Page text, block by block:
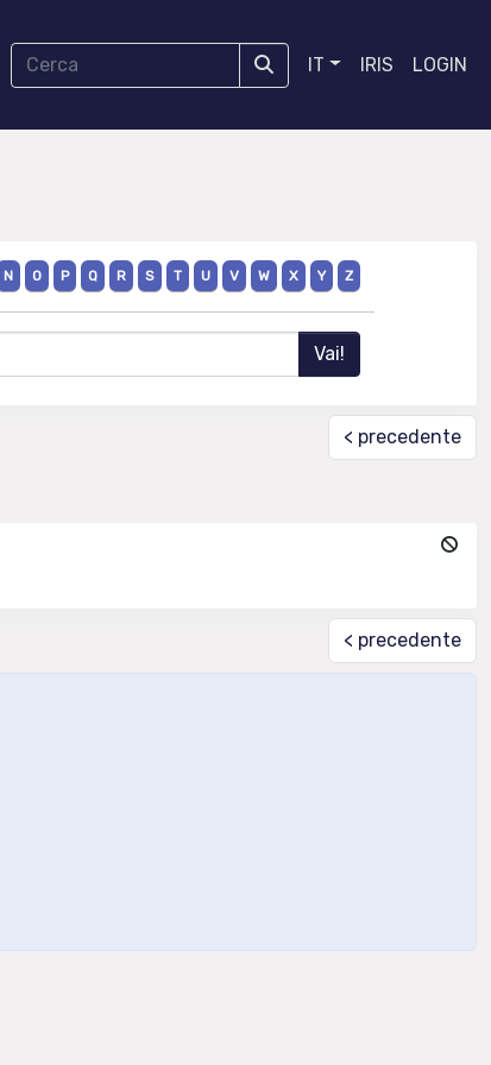
IT IRIS LOGIN
N O P Q R S T U V W X Y Z
< precedente
< precedente